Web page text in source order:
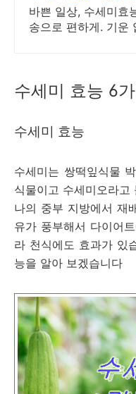
바쁜 일상, 수세미효
송으로 편하게. 기운
수세미 효능 6
수세미 효능
수세미는 쌍떡잎식물
식물이고 수세미오라고
나의 중부 지방에서 재
유가 풍부해서 다이어
라 천식에도 효과가 있
능을 알아 보겠습니다